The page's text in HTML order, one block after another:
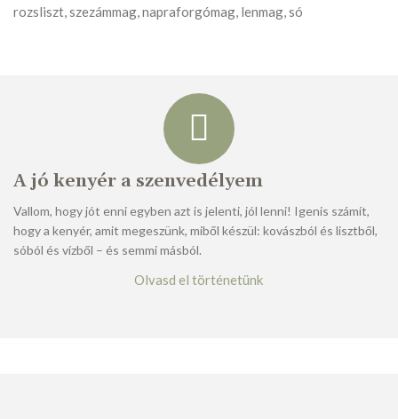
rozsliszt, szezámmag, napraforgómag, lenmag, só
A jó kenyér a szenvedélyem
Vallom, hogy jót enni egyben azt is jelenti, jól lenni! Igenis számít,
hogy a kenyér, amit megeszünk, miből készül: kovászból és lisztből,
sóból és vízből – és semmi másból.
Olvasd el történetünk